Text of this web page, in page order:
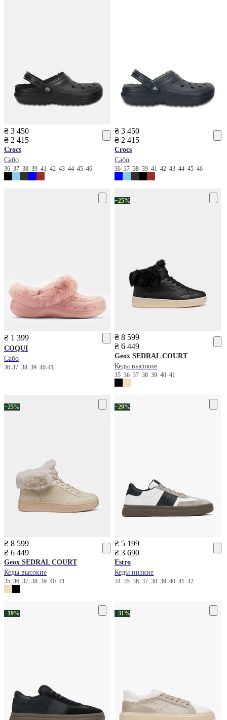
₴ 3 450
₴ 2 415
Crocs
Сабо
36 37 38 39 41 42 43 44 45 46
₴ 3 450
₴ 2 415
Crocs
Сабо
36373839414243444546
₴ 1 399
COQUI
Сабо
36-37 38 39 40-41
−25%
₴ 8 599
₴ 6 449
Geox SEDRAL COURT
Кеды высокие
35363738394041
−25%
₴ 8 599
₴ 6 449
Geox SEDRAL COURT
Кеды высокие
35 36 37 38 39 40 41
−29%
₴ 5 199
₴ 3 690
Estro
Кеды низкие
343536373839404142
−19% −31%